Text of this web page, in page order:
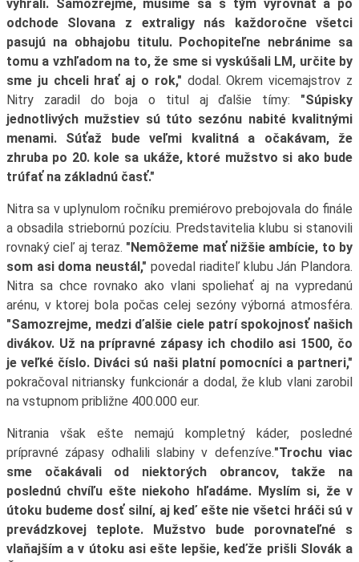
vyhrali. Samozrejme, musíme sa s tým vyrovnať a po
odchode Slovana z extraligy nás každoročne všetci
pasujú na obhajobu titulu. Pochopiteľne nebránime sa
tomu a vzhľadom na to, že sme si vyskúšali LM, určite by
sme ju chceli hrať aj o rok," dodal. Okrem vicemajstrov z
Nitry zaradil do boja o titul aj ďalšie tímy: "Súpisky
jednotlivých mužstiev sú túto sezónu nabité kvalitnými
menami. Súťaž bude veľmi kvalitná a očakávam, že
zhruba po 20. kole sa ukáže, ktoré mužstvo si ako bude
trúfať na základnú časť."
Nitra sa v uplynulom ročníku premiérovo prebojovala do finále
a obsadila striebornú pozíciu. Predstavitelia klubu si stanovili
rovnaký cieľ aj teraz. "Nemôžeme mať nižšie ambície, to by
som asi doma neustál," povedal riaditeľ klubu Ján Plandora.
Nitra sa chce rovnako ako vlani spoliehať aj na vypredanú
arénu, v ktorej bola počas celej sezóny výborná atmosféra.
"Samozrejme, medzi ďalšie ciele patrí spokojnosť našich
divákov. Už na prípravné zápasy ich chodilo asi 1500, čo
je veľké číslo. Diváci sú naši platní pomocníci a partneri,"
pokračoval nitriansky funkcionár a dodal, že klub vlani zarobil
na vstupnom približne 400.000 eur.
Nitrania však ešte nemajú kompletný káder, posledné
prípravné zápasy odhalili slabiny v defenzíve."Trochu viac
sme očakávali od niektorých obrancov, takže na
poslednú chvíľu ešte niekoho hľadáme. Myslím si, že v
útoku budeme dosť silní, aj keď ešte nie všetci hráči sú v
prevádzkovej teplote. Mužstvo bude porovnateľné s
vlaňajším a v útoku asi ešte lepšie, keďže prišli Slovák a